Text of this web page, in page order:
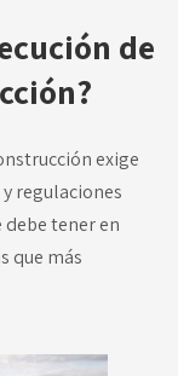
de
exige
regulaciones
debe tener en
que más